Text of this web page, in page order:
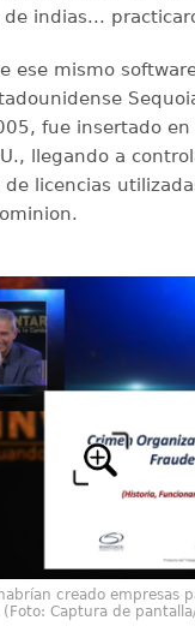
indias...
ese mismo
fue insertado en
llegando a
de licencias
creado empresas
Captura de